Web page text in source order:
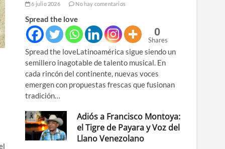
6 julio 2026 No hay comentarios
Spread the love
0
Shares
Spread the loveLatinoamérica sigue siendo un
semillero inagotable de talento musical. En
cada rincón del continente, nuevas voces
emergen con propuestas frescas que fusionan
tradición…
Adiós a Francisco Montoya:
el Tigre de Payara y Voz del
Llano Venezolano